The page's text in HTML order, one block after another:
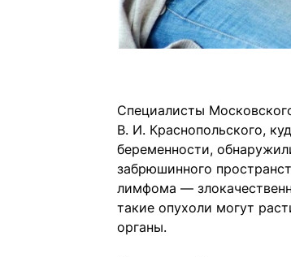
Специалисты
В. И. Краснопольского,
беременности,
забрюшинного
лимфома —
такие опухоли могут
органы.